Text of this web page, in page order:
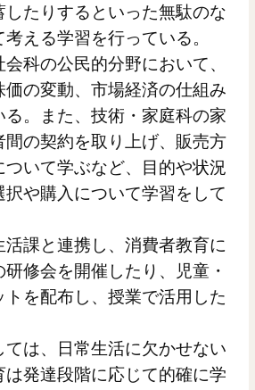
したりするといった無駄のな
える学習を行っている。
会科の公民的分野において、
価の変動、市場経済の仕組み
る。また、技術・家庭科の家
間の契約を取り上げ、販売方
いて学ぶなど、目的や状況
や購入について学習をして
活課と連携し、消費者教育に
修会を開催したり、児童・
を配布し、授業で活用した
ては、日常生活に欠かせない
は発達段階に応じて的確に学